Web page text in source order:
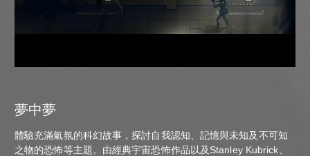
夢中夢
體驗充滿氣氛的科幻故事，探討自我認知、記憶與未知及不可知
之物的恐怖等主題。由經典宇宙恐怖作品以及Stanley Kubrick、